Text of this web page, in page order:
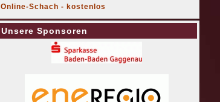
Online-Schach - kostenlos
Unsere Sponsoren